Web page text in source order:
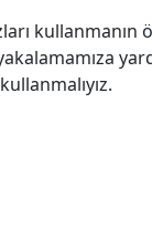
kullanmanın